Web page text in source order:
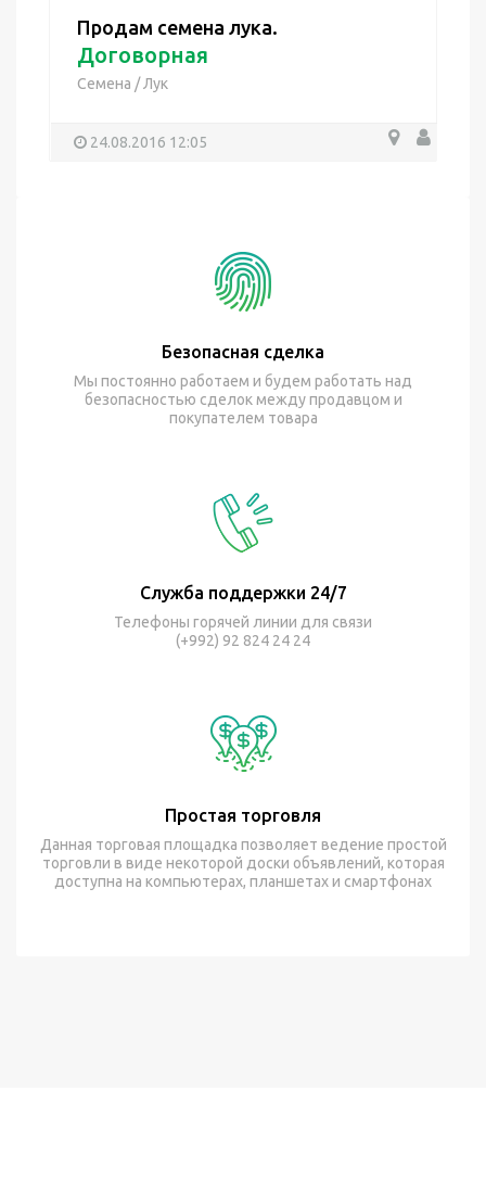
Продам семена лука.
Договорная
Семена /Лук
24.08.2016 12:05
Безопасная сделка
Мы постоянно работаем и будем работать над
безопасностью сделок между продавцом и
покупателем товара
Служба поддержки 24/7
Телефоны горячей линии для связи
(+992) 92 824 24 24
Простая торговля
Данная торговая площадка позволяет ведение простой
торговли в виде некоторой доски объявлений, которая
доступна на компьютерах, планшетах и смартфонах